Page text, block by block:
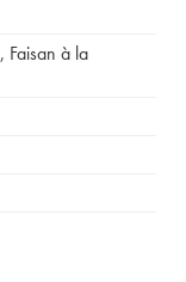
, Faisan à la